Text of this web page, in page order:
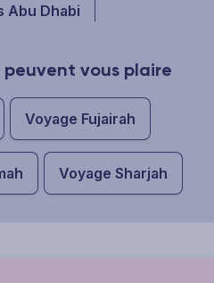
Abu Dhabi
vous plaire
Voyage Fujairah
Voyage Sharjah